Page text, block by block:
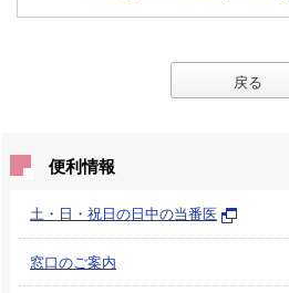
戻る
便利情報
土・日・祝日の日中の当番医
窓口のご案内